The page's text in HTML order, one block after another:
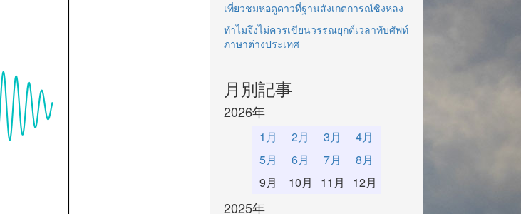
เที่ยวชมหอดูดาวที่ฐานสังเกตการณ์ซิงหลง
ทำไมจึงไม่ควรเขียนวรรณยุกต์เวลาทับศัพท์
ภาษาต่างประเทศ
月別記事
2026年
1月 2月 3月
4月
5月
6月 7月
8月
9月
10月 11月 12月
2025年